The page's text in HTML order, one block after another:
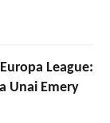
League:
Unai Emery